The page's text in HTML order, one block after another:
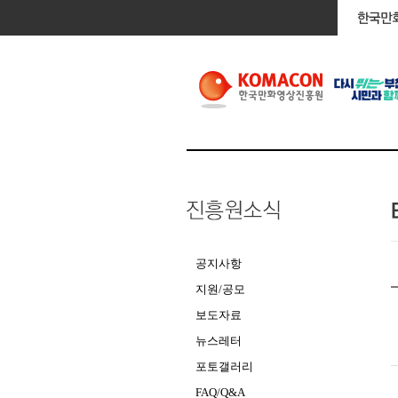
공지사항
지원/공모
보도자료
뉴스레터
포토갤러리
FAQ/Q&A